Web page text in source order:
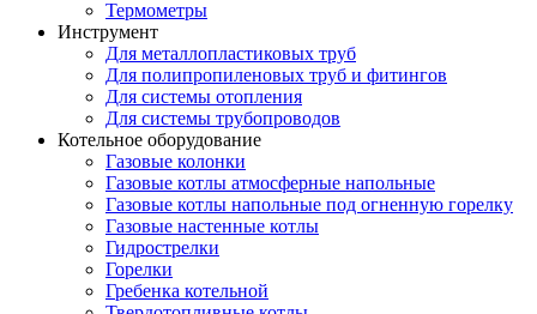
Термометры
Инструмент
Для металлопластиковых труб
Для полипропиленовых труб и фитингов
Для системы отопления
Для системы трубопроводов
Котельное оборудование
Газовые колонки
Газовые котлы атмосферные напольные
Газовые котлы напольные под огненную горелку
Газовые настенные котлы
Гидрострелки
Горелки
Гребенка котельной